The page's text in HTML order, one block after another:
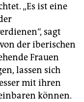
„Es ist eine
sagt
der iberischen
Frauen
lassen sich
mit ihren
können.